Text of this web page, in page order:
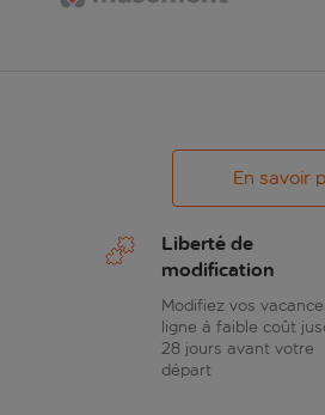
En savoir
Liberté de
modification
Modifiez vos
ligne à faible coût
28 jours avant votre
départ